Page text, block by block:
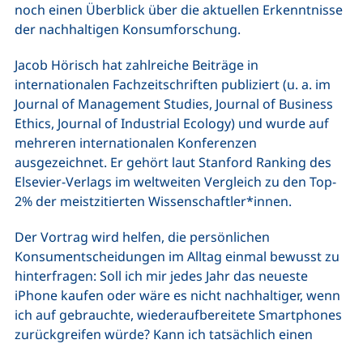
noch einen Überblick über die aktuellen Erkenntnisse
der nachhaltigen Konsumforschung.
Jacob Hörisch hat zahlreiche Beiträge in
internationalen Fachzeitschriften publiziert (u. a. im
Journal of Management Studies, Journal of Business
Ethics, Journal of Industrial Ecology) und wurde auf
mehreren internationalen Konferenzen
ausgezeichnet. Er gehört laut Stanford Ranking des
Elsevier-Verlags im weltweiten Vergleich zu den Top-
2% der meistzitierten Wissenschaftler*innen.
Der Vortrag wird helfen, die persönlichen
Konsumentscheidungen im Alltag einmal bewusst zu
hinterfragen: Soll ich mir jedes Jahr das neueste
iPhone kaufen oder wäre es nicht nachhaltiger, wenn
ich auf gebrauchte, wiederaufbereitete Smartphones
zurückgreifen würde? Kann ich tatsächlich einen